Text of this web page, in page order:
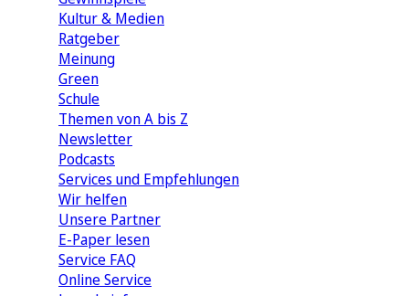
Kultur & Medien
Ratgeber
Meinung
Green
Schule
Themen von A bis Z
Newsletter
Podcasts
Services und Empfehlungen
Wir helfen
Unsere Partner
E-Paper lesen
Service FAQ
Online Service